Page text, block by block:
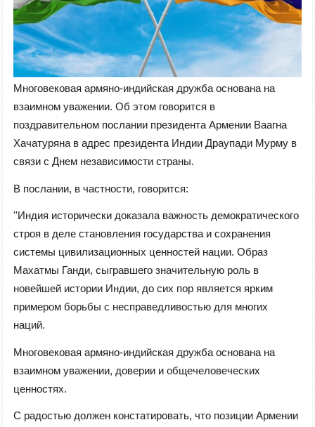
Многовековая армяно-индийская дружба основана на
взаимном уважении. Об этом говорится в
поздравительном послании президента Армении Ваагна
Хачатуряна в адрес президента Индии Драупади Мурму в
связи с Днем независимости страны.
В послании, в частности, говорится:
''Индия исторически доказала важность демократического
строя в деле становления государства и сохранения
системы цивилизационных ценностей нации. Образ
Махатмы Ганди, сыгравшего значительную роль в
новейшей истории Индии, до сих пор является ярким
примером борьбы с несправедливостью для многих
наций.
Многовековая армяно-индийская дружба основана на
взаимном уважении, доверии и общечеловеческих
ценностях.
С радостью должен констатировать, что позиции Армении